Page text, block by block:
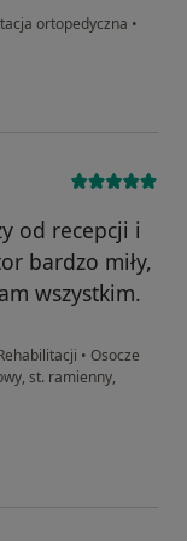
ortopedyczna •
od recepcji i
bardzo miły,
wszystkim.
• Osocze
st. ramienny,